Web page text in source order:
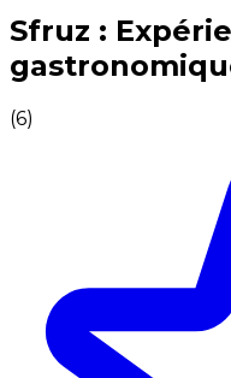
Expériences
Sfruz :
(6)